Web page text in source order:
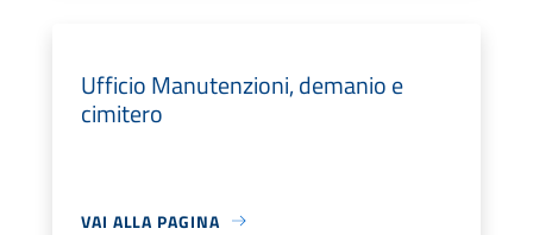
Ufficio Manutenzioni, demanio e
cimitero
VAI ALLA PAGINA